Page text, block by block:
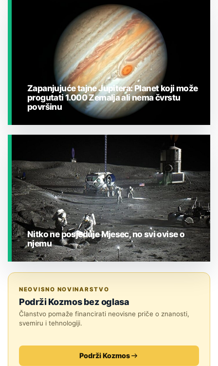
JESTE LI ZNALI?
Zapanjujuće tajne Jupitera: Planet koji može
progutati 1.000 Zemalja ali nema čvrstu
površinu
Nitko ne posjeduje Mjesec, no svi ovise o
njemu
NEOVISNO NOVINARSTVO
Podrži Kozmos bez oglasa
Članstvo pomaže financirati neovisne priče o znanosti,
svemiru i tehnologiji.
Podrži Kozmos